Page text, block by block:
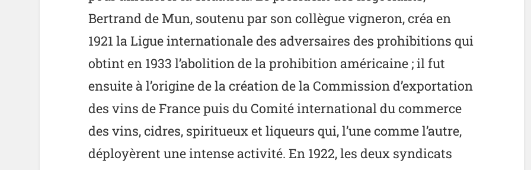
Bertrand de Mun, soutenu par son collègue vigneron, créa en
1921 la Ligue internationale des adversaires des prohibitions qui
obtint en 1933 l’abolition de la prohibition américaine ; il fut
ensuite à l’origine de la création de la Commission d’exportation
des vins de France puis du Comité international du commerce
des vins, cidres, spiritueux et liqueurs qui, l’une comme l’autre,
déployèrent une intense activité. En 1922, les deux syndicats